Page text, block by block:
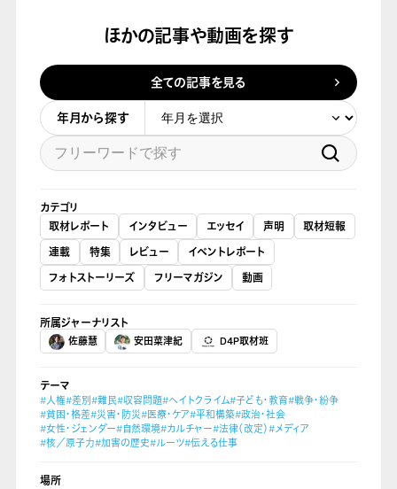
ほかの記事や動画を探す
全ての記事を見る
年月から探す
カテゴリ
取材レポート
インタビュー エッセイ 声明
取材短報
連載
特集 レビュー
イベントレポート
フォトストーリーズ
フリーマガジン 動画
所属ジャーナリスト
佐藤慧 安田菜津紀 D4P取材班
テーマ
#人権#差別#難民#収容問題#ヘイトクライム#子ども・教育#戦争・紛争
#貧困・格差#災害・防災#医療・ケア#平和構築#政治・社会
#女性・ジェンダー#自然環境#カルチャー#法律（改定）#メディア
#核／原子力#加害の歴史#ルーツ#伝える仕事
場所